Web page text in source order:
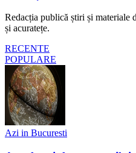
Redacția publică știri și materiale
și acuratețe.
RECENTE
POPULARE
Azi in Bucuresti